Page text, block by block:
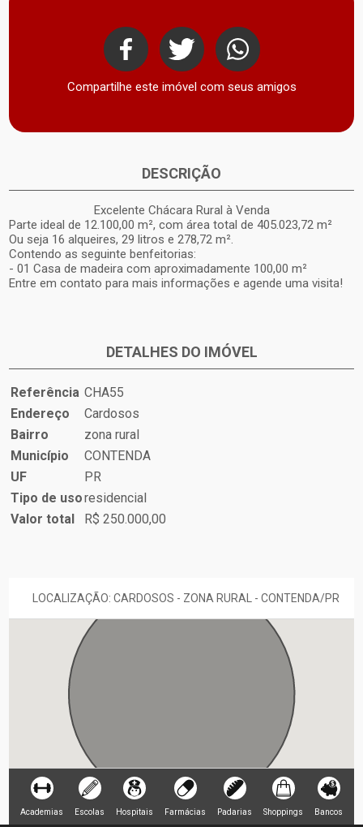
Compartilhe este imóvel com seus amigos
DESCRIÇÃO
Excelente Chácara Rural à Venda
Parte ideal de 12.100,00 m², com área total de 405.023,72 m²
Ou seja 16 alqueires, 29 litros e 278,72 m².
Contendo as seguinte benfeitorias:
- 01 Casa de madeira com aproximadamente 100,00 m²
Entre em contato para mais informações e agende uma visita!
DETALHES DO IMÓVEL
Referência CHA55
Endereço
Cardosos
Bairro
zona rural
Município
CONTENDA
UF
PR
Tipo de usoresidencial
Valor total
R$ 250.000,00
LOCALIZAÇÃO: CARDOSOS - ZONA RURAL - CONTENDA/PR
Academias Escolas Hospitais Farmácias Padarias Shoppings Bancos